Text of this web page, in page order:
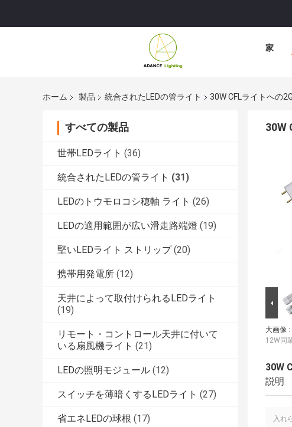
家
ホーム 製品 統合されたLEDの管ライト 30W CFLライトへの
すべての製品
世帯LEDライト (36)
統合されたLEDの管ライト (31)
LEDのトウモロコシ穂軸 ライト (26)
LEDの適用範囲が広い滑走路端燈 (19)
堅いLEDライト ストリップ (20)
携帯用発電所 (12)
天井によって取付けられるLEDライト
(19)
リモート・コントロール天井に付いて
いる扇風機ライト (21)
LEDの照明モジュール (12)
スイッチを薄暗くするLEDライト (27)
省エネLEDの球根 (17)
30W
大画像 :
12W同
30W
説明
入れ